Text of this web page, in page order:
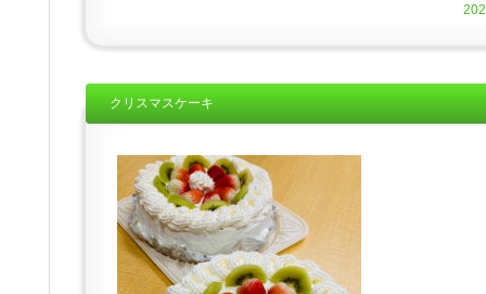
クリスマスケーキ